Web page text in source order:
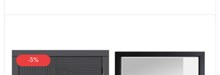
-5%